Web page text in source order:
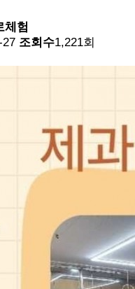
체험
27 조회수1,221회